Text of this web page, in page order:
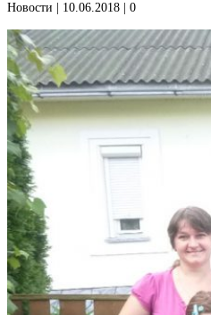
Новости | 10.06.2018 | 0